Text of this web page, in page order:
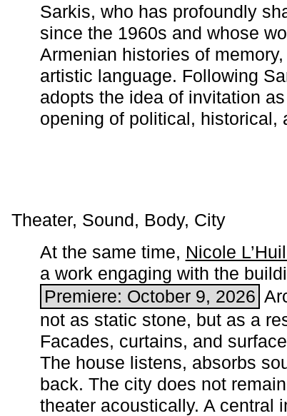
Sarkis, who has profoundly
since the 1960s and whose
Armenian histories of
artistic language. Following
adopts the idea of invitation
opening of political, historical,
Theater, Sound, Body, City
At the same time, Nicole
a work engaging with the
Premiere: October 9, 2026
not as static stone, but as a
Facades, curtains, and
The house listens, absorbs
back. The city does not
theater acoustically. A central